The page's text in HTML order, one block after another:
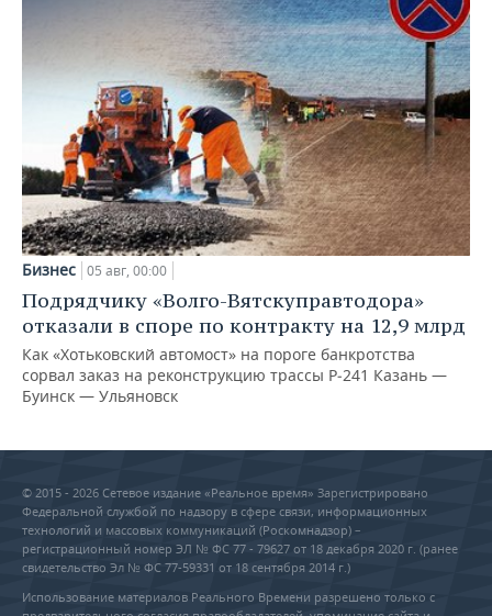
Бизнес 05 авг, 00:00
Подрядчику «Волго-Вятскуправтодора»
отказали в споре по контракту на 12,9 млрд
Как «Хотьковский автомост» на пороге банкротства
сорвал заказ на реконструкцию трассы Р‑241 Казань —
Буинск — Ульяновск
© 2015 - 2026 Сетевое издание «Реальное время» Зарегистрировано
Федеральной службой по надзору в сфере связи, информационных
технологий и массовых коммуникаций (Роскомнадзор) –
регистрационный номер ЭЛ № ФС 77 - 79627 от 18 декабря 2020 г. (ранее
свидетельство Эл № ФС 77-59331 от 18 сентября 2014 г.)
Использование материалов Реального Времени разрешено только с